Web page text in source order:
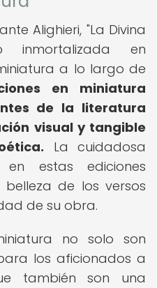
Alighieri, "La Divina
inmortalizada en
a lo largo de
en miniatura
de la literatura
visual y tangible
La cuidadosa
estas ediciones
de los versos
de su obra.
no solo son
los aficionados a
también son una